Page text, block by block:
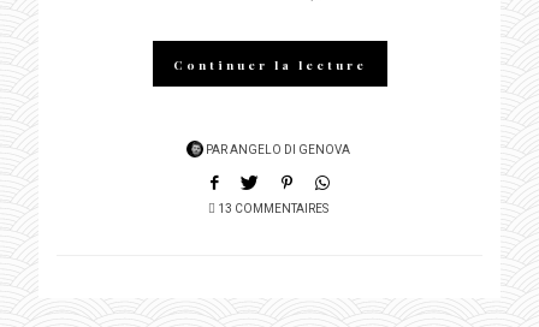
Continuer la lecture
PARANGELO DI GENOVA
13 COMMENTAIRES